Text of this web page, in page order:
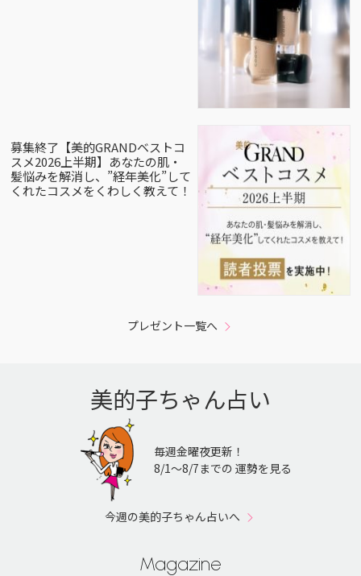
募集終了【美的GRANDベストコ
スメ2026上半期】あなたの肌・
髪悩みを解消し、”経年美化”して
くれたコスメをくわしく教えて！
プレゼント一覧へ
美的子ちゃん占い
毎週金曜夜更新！
8/1〜8/7までの 運勢を見る
今週の美的子ちゃん占いへ
Magazine